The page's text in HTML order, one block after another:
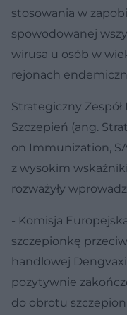
stosowania w
spowodowanej
wirusa u osób w
rejonach
Strategiczny
Szczepień (ang.
on Immunization,
z wysokim
rozważyły
- Komisja
szczepionkę
handlowej
pozytywnie
do obrotu